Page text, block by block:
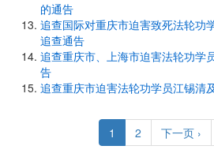
的通告
追查国际对重庆市迫害致死法轮功
追查通告
追查重庆市、上海市迫害法轮功学
告
追查重庆市迫害法轮功学员江锡清
Current
page
1 Page
2
Next
page
下一页 ›